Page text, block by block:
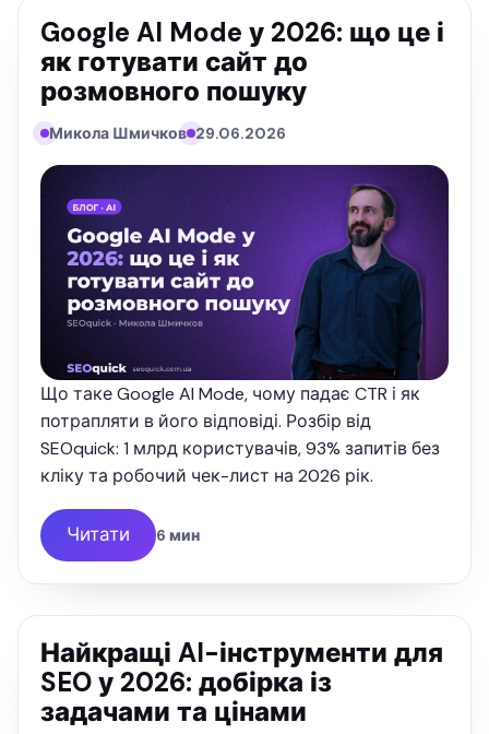
Google AI Mode у 2026: що це і
як готувати сайт до
розмовного пошуку
Микола Шмичков 29.06.2026
Що таке Google AI Mode, чому падає CTR і як
потрапляти в його відповіді. Розбір від
SEOquick: 1 млрд користувачів, 93% запитів без
кліку та робочий чек-лист на 2026 рік.
Читати 6 мин
Найкращі AI-інструменти для
SEO у 2026: добірка із
задачами та цінами